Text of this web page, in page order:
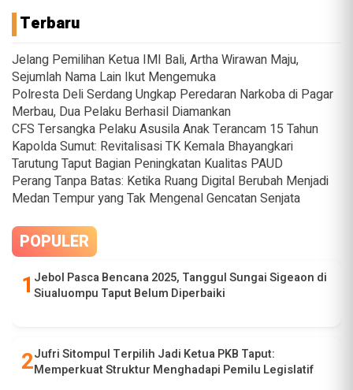
Terbaru
Jelang Pemilihan Ketua IMI Bali, Artha Wirawan Maju,
Sejumlah Nama Lain Ikut Mengemuka
Polresta Deli Serdang Ungkap Peredaran Narkoba di Pagar
Merbau, Dua Pelaku Berhasil Diamankan
CFS Tersangka Pelaku Asusila Anak Terancam 15 Tahun
Kapolda Sumut: Revitalisasi TK Kemala Bhayangkari
Tarutung Taput Bagian Peningkatan Kualitas PAUD
Perang Tanpa Batas: Ketika Ruang Digital Berubah Menjadi
Medan Tempur yang Tak Mengenal Gencatan Senjata
POPULER
Jebol Pasca Bencana 2025, Tanggul Sungai Sigeaon di
Siualuompu Taput Belum Diperbaiki
Jufri Sitompul Terpilih Jadi Ketua PKB Taput:
Memperkuat Struktur Menghadapi Pemilu Legislatif